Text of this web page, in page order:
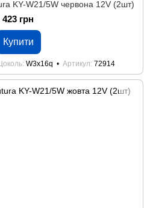
KY-W21/5W червона 12V (2шт)
423 грн
Купити
W3x16q Артикул 72914